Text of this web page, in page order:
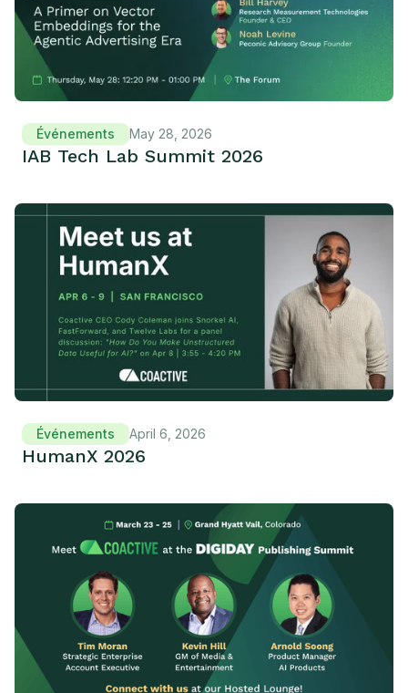
Événements May 28, 2026
IAB Tech Lab Summit 2026
Événements April 6, 2026
HumanX 2026